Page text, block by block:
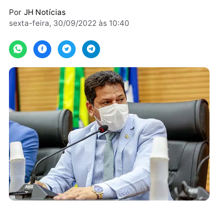
ter saído do jogo
sexta-feira, 30/09/2022 às 10:40